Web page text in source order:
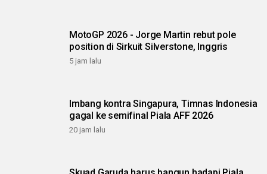
MotoGP 2026 - Jorge Martin rebut pole
position di Sirkuit Silverstone, Inggris
5 jam lalu
Imbang kontra Singapura, Timnas Indonesia
gagal ke semifinal Piala AFF 2026
20 jam lalu